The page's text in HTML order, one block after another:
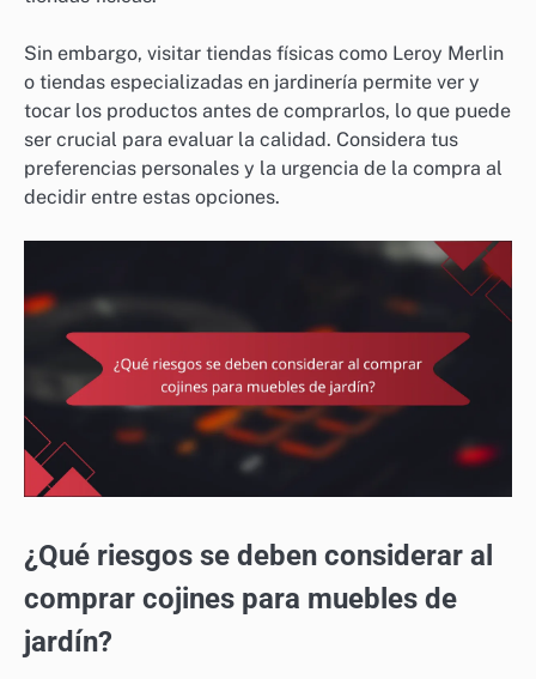
Sin embargo, visitar tiendas físicas como Leroy Merlin
o tiendas especializadas en jardinería permite ver y
tocar los productos antes de comprarlos, lo que puede
ser crucial para evaluar la calidad. Considera tus
preferencias personales y la urgencia de la compra al
decidir entre estas opciones.
¿Qué riesgos se deben considerar al
comprar cojines para muebles de
jardín?